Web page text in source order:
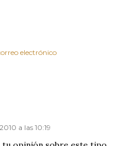
electrónico
a las 10:19